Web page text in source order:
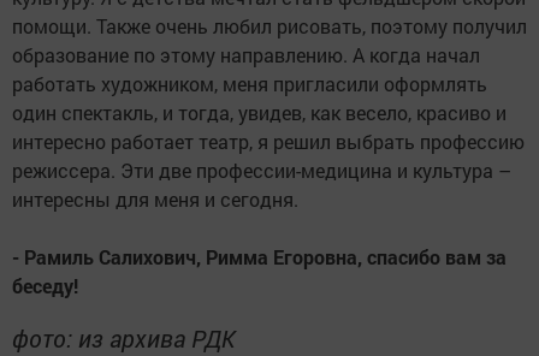
помощи. Также очень любил рисовать, поэтому получил
образование по этому направлению. А когда начал
работать художником, меня пригласили оформлять
один спектакль, и тогда, увидев, как весело, красиво и
интересно работает театр, я решил выбрать профессию
режиссера. Эти две профессии-медицина и культура –
интересны для меня и сегодня.
- Рамиль Салихович, Римма Егоровна, спасибо вам за
беседу!
фото: из архива РДК